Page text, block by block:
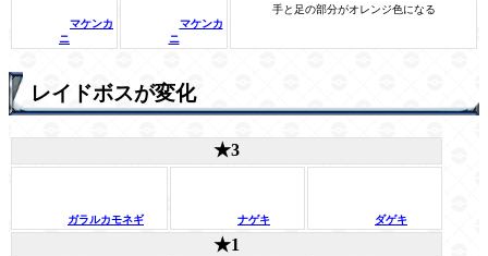
マケンカ
ニ
マケンカ
ニ
手と足の部分がオレンジ色になる
レイドボスが変化
★3
ガラルカモネギ ナゲキ ダゲキ
★1